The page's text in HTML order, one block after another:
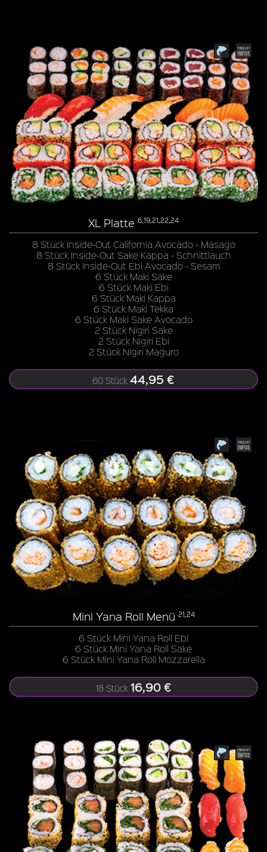
XL Platte 6,19,21,22,24
8 Stück Inside-Out California Avocado - Masago
8 Stück Inside-Out Sake Kappa - Schnittlauch
8 Stück Inside-Out Ebi Avocado - Sesam
6 Stück Maki Sake
6 Stück Maki Ebi
6 Stück Maki Kappa
6 Stück Maki Tekka
6 Stück Maki Sake Avocado
2 Stück Nigiri Sake
2 Stück Nigiri Ebi
2 Stück Nigiri Maguro
60 Stück 44,95 €
Mini Yana Roll Menü 21,24
6 Stück Mini Yana Roll Ebi
6 Stück Mini Yana Roll Sake
6 Stück Mini Yana Roll Mozzarella
18 Stück 16,90 €